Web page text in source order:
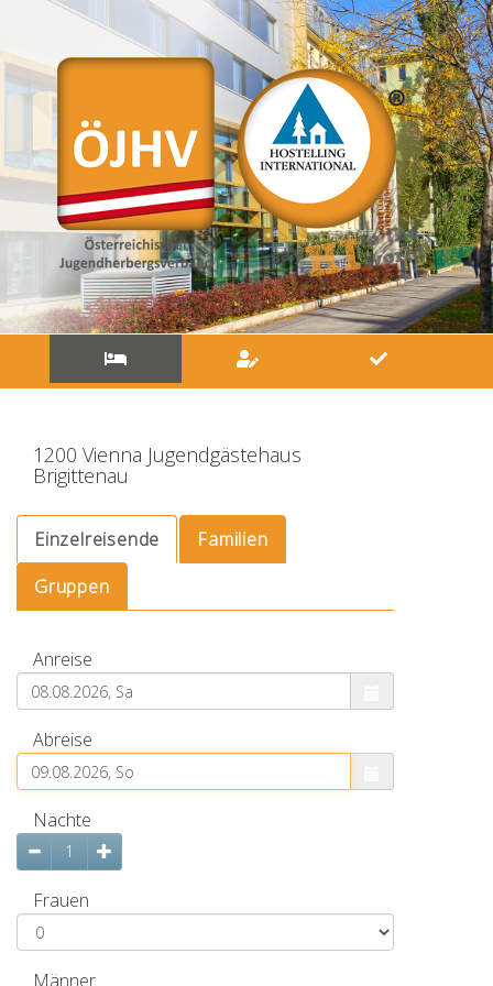
Aufenthaltdaten
&
Suche
nach
freien
Zimmern
und
Betten
1200 Vienna Jugendgästehaus
Brigittenau
Einzelreisende
Familien
Gruppen
Anreise
Abreise
Nächte
Frauen
Männer